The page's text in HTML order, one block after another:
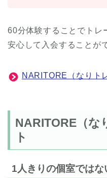
60分体験することでトレ
安心して入会することが
NARITORE（なりト
NARITORE（な
ト
1人きりの個室ではな